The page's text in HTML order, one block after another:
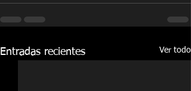
Entradas recientes Ver todo